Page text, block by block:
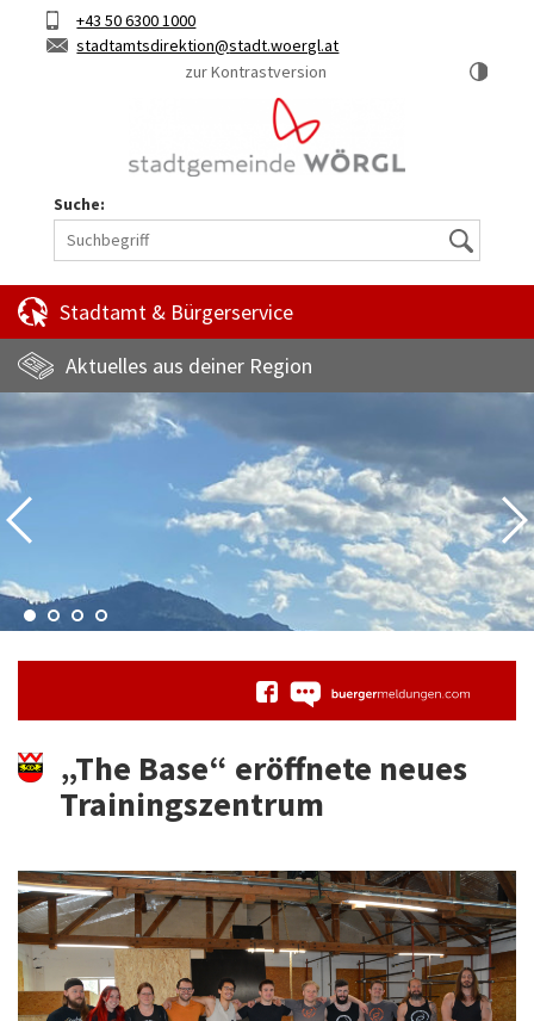
Hauptinhalt
KurztasteTelefon+43 50 6300 1000
E-
stadtamtsdirektion
stadt.woergl.at
zur Kontrastversion
Suche:
Suche
Stadtamt & Bürgerservice
Aktuelles aus deiner Region
„The Base“ eröffnete neues
Trainingszentrum